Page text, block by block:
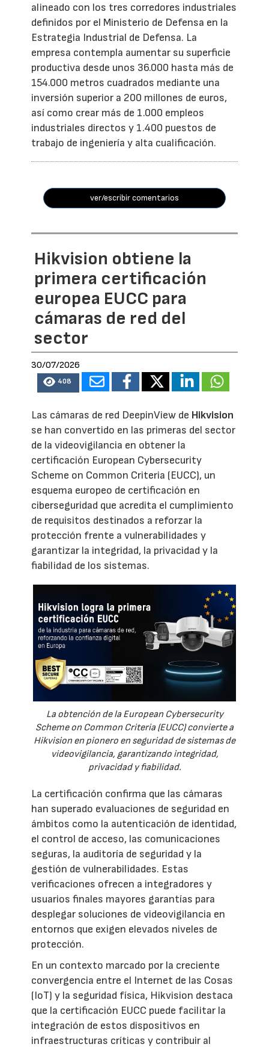
alineado con los tres corredores industriales
definidos por el Ministerio de Defensa en la
Estrategia Industrial de Defensa. La
empresa contempla aumentar su superficie
productiva desde unos 36.000 hasta más de
154.000 metros cuadrados mediante una
inversión superior a 200 millones de euros,
así como crear más de 1.000 empleos
industriales directos y 1.400 puestos de
trabajo de ingeniería y alta cualificación.
ver/escribir comentarios
Hikvision obtiene la
primera certificación
europea EUCC para
cámaras de red del
sector
30/07/2026
408
Las cámaras de red DeepinView de Hikvision
se han convertido en las primeras del sector
de la videovigilancia en obtener la
certificación European Cybersecurity
Scheme on Common Criteria (EUCC), un
esquema europeo de certificación en
ciberseguridad que acredita el cumplimiento
de requisitos destinados a reforzar la
protección frente a vulnerabilidades y
garantizar la integridad, la privacidad y la
fiabilidad de los sistemas.
La obtención de la European Cybersecurity
Scheme on Common Criteria (EUCC) convierte a
Hikvision en pionero en seguridad de sistemas de
videovigilancia, garantizando integridad,
privacidad y fiabilidad.
La certificación confirma que las cámaras
han superado evaluaciones de seguridad en
ámbitos como la autenticación de identidad,
el control de acceso, las comunicaciones
seguras, la auditoría de seguridad y la
gestión de vulnerabilidades. Estas
verificaciones ofrecen a integradores y
usuarios finales mayores garantías para
desplegar soluciones de videovigilancia en
entornos que exigen elevados niveles de
protección.
En un contexto marcado por la creciente
convergencia entre el Internet de las Cosas
(IoT) y la seguridad física, Hikvision destaca
que la certificación EUCC puede facilitar la
integración de estos dispositivos en
infraestructuras críticas y contribuir al